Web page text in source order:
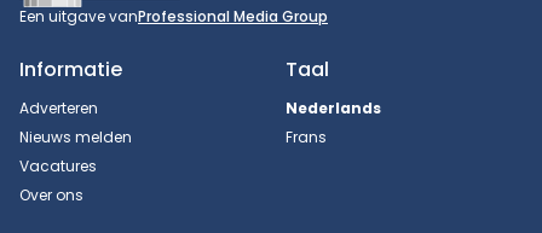
Een uitgave vanProfessional Media Group
Informatie
Adverteren
Nieuws melden
Vacatures
Over ons
Taal
Nederlands
Frans